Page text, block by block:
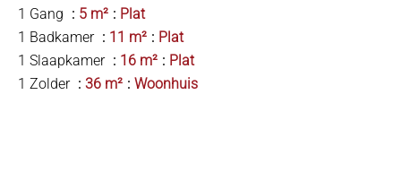
1 Gang
5 m²
Plat
1 Badkamer
11 m²
Plat
1 Slaapkamer
16 m²
Plat
1 Zolder
36 m² Woonhuis